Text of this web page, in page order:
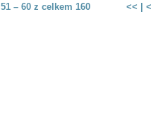
51 – 60 z celkem 160 << <